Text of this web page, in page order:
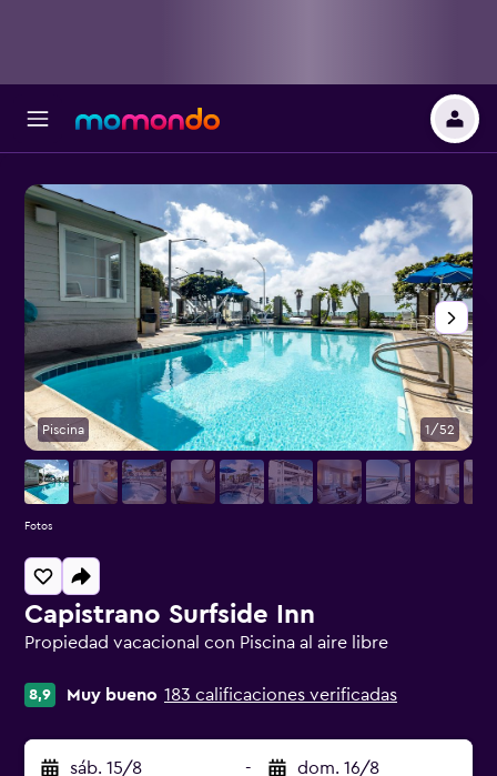
Capistrano Surfside Inn
Propiedad vacacional con Piscina al aire libre
8,9 Muy bueno 183 calificaciones verificadas
sáb. 15/8 - dom. 16/8
Piscina 1/52
Fotos